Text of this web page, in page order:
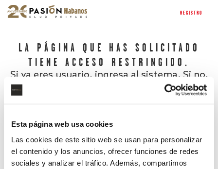
Esta página web usa cookies
Las cookies de este sitio web se usan para personalizar
el contenido y los anuncios, ofrecer funciones de redes
sociales y analizar el tráfico. Además, compartimos
REGISTRO
LA PÁGINA QUE HAS SOLICITADO
TIENE ACCESO RESTRINGIDO.
Si ya eres usuario, ingresa al sistema. Si no,